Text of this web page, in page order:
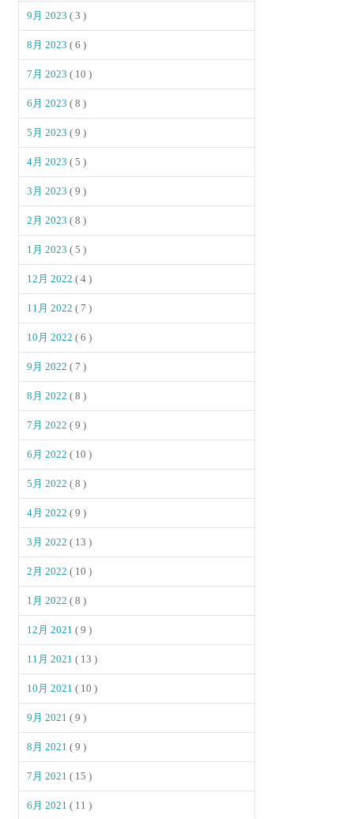
9月 2023( 3 )
8月 2023( 6 )
7月 2023( 10 )
6月 2023( 8 )
5月 2023( 9 )
4月 2023( 5 )
3月 2023( 9 )
2月 2023( 8 )
1月 2023( 5 )
12月 2022( 4 )
11月 2022( 7 )
10月 2022( 6 )
9月 2022( 7 )
8月 2022( 8 )
7月 2022( 9 )
6月 2022( 10 )
5月 2022( 8 )
4月 2022( 9 )
3月 2022( 13 )
2月 2022( 10 )
1月 2022( 8 )
12月 2021( 9 )
11月 2021( 13 )
10月 2021( 10 )
9月 2021( 9 )
8月 2021( 9 )
7月 2021( 15 )
6月 2021( 11 )